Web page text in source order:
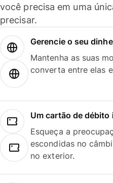
você precisa em uma
precisar.
Gerencie o seu
Mantenha as suas
converta entre elas
Um cartão de
Esqueça a
escondidas no
no exterior.